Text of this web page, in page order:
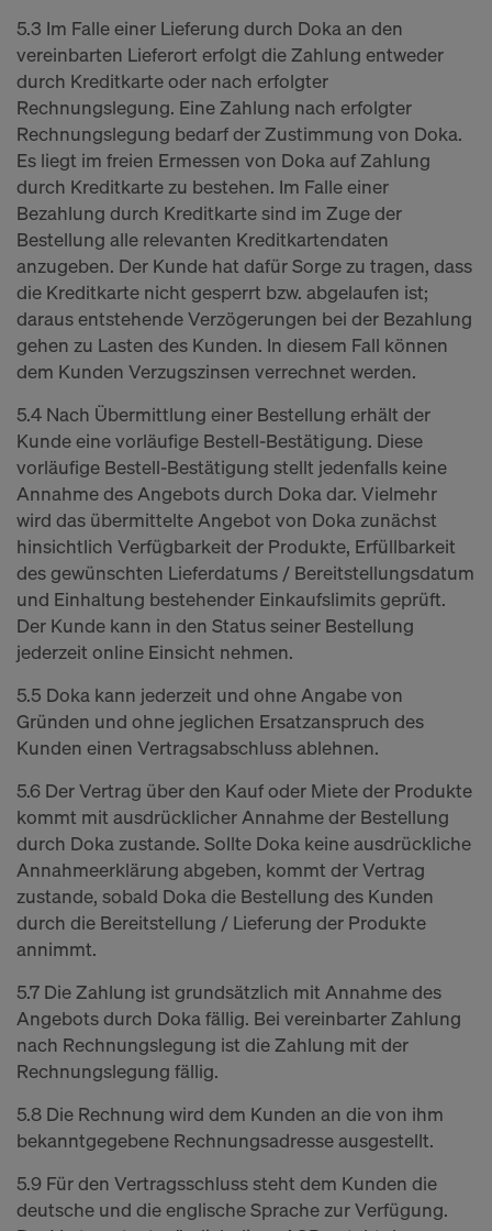
5.3 Im Falle einer Lieferung durch Doka an den
vereinbarten Lieferort erfolgt die Zahlung entweder
durch Kreditkarte oder nach erfolgter
Rechnungslegung. Eine Zahlung nach erfolgter
Rechnungslegung bedarf der Zustimmung von Doka.
Es liegt im freien Ermessen von Doka auf Zahlung
durch Kreditkarte zu bestehen. Im Falle einer
Bezahlung durch Kreditkarte sind im Zuge der
Bestellung alle relevanten Kreditkartendaten
anzugeben. Der Kunde hat dafür Sorge zu tragen, dass
die Kreditkarte nicht gesperrt bzw. abgelaufen ist;
daraus entstehende Verzögerungen bei der Bezahlung
gehen zu Lasten des Kunden. In diesem Fall können
dem Kunden Verzugszinsen verrechnet werden.
5.4 Nach Übermittlung einer Bestellung erhält der
Kunde eine vorläufige Bestell-Bestätigung. Diese
vorläufige Bestell-Bestätigung stellt jedenfalls keine
Annahme des Angebots durch Doka dar. Vielmehr
wird das übermittelte Angebot von Doka zunächst
hinsichtlich Verfügbarkeit der Produkte, Erfüllbarkeit
des gewünschten Lieferdatums / Bereitstellungsdatum
und Einhaltung bestehender Einkaufslimits geprüft.
Der Kunde kann in den Status seiner Bestellung
jederzeit online Einsicht nehmen.
5.5 Doka kann jederzeit und ohne Angabe von
Gründen und ohne jeglichen Ersatzanspruch des
Kunden einen Vertragsabschluss ablehnen.
5.6 Der Vertrag über den Kauf oder Miete der Produkte
kommt mit ausdrücklicher Annahme der Bestellung
durch Doka zustande. Sollte Doka keine ausdrückliche
Annahmeerklärung abgeben, kommt der Vertrag
zustande, sobald Doka die Bestellung des Kunden
durch die Bereitstellung / Lieferung der Produkte
annimmt.
5.7 Die Zahlung ist grundsätzlich mit Annahme des
Angebots durch Doka fällig. Bei vereinbarter Zahlung
nach Rechnungslegung ist die Zahlung mit der
Rechnungslegung fällig.
5.8 Die Rechnung wird dem Kunden an die von ihm
bekanntgegebene Rechnungsadresse ausgestellt.
5.9 Für den Vertragsschluss steht dem Kunden die
deutsche und die englische Sprache zur Verfügung.